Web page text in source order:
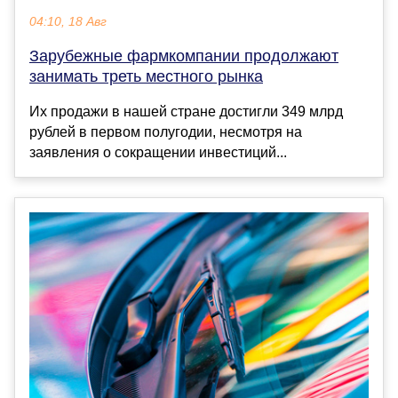
04:10, 18 Авг
Зарубежные фармкомпании продолжают
занимать треть местного рынка
Их продажи в нашей стране достигли 349 млрд
рублей в первом полугодии, несмотря на
заявления о сокращении инвестиций...